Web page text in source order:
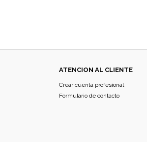
ATENCION AL CLIENTE
Crear cuenta profesional
Formulario de contacto